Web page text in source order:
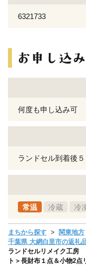
6321733
何度も申し込み可
ランドセル到着後
常温 冷蔵 冷
まちから探す 関東地方
千葉県 大網白里市の返礼
ランドセルリメイク工房
ト＞長財布１点＆小物2